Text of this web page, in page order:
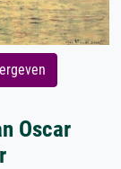
Oscar